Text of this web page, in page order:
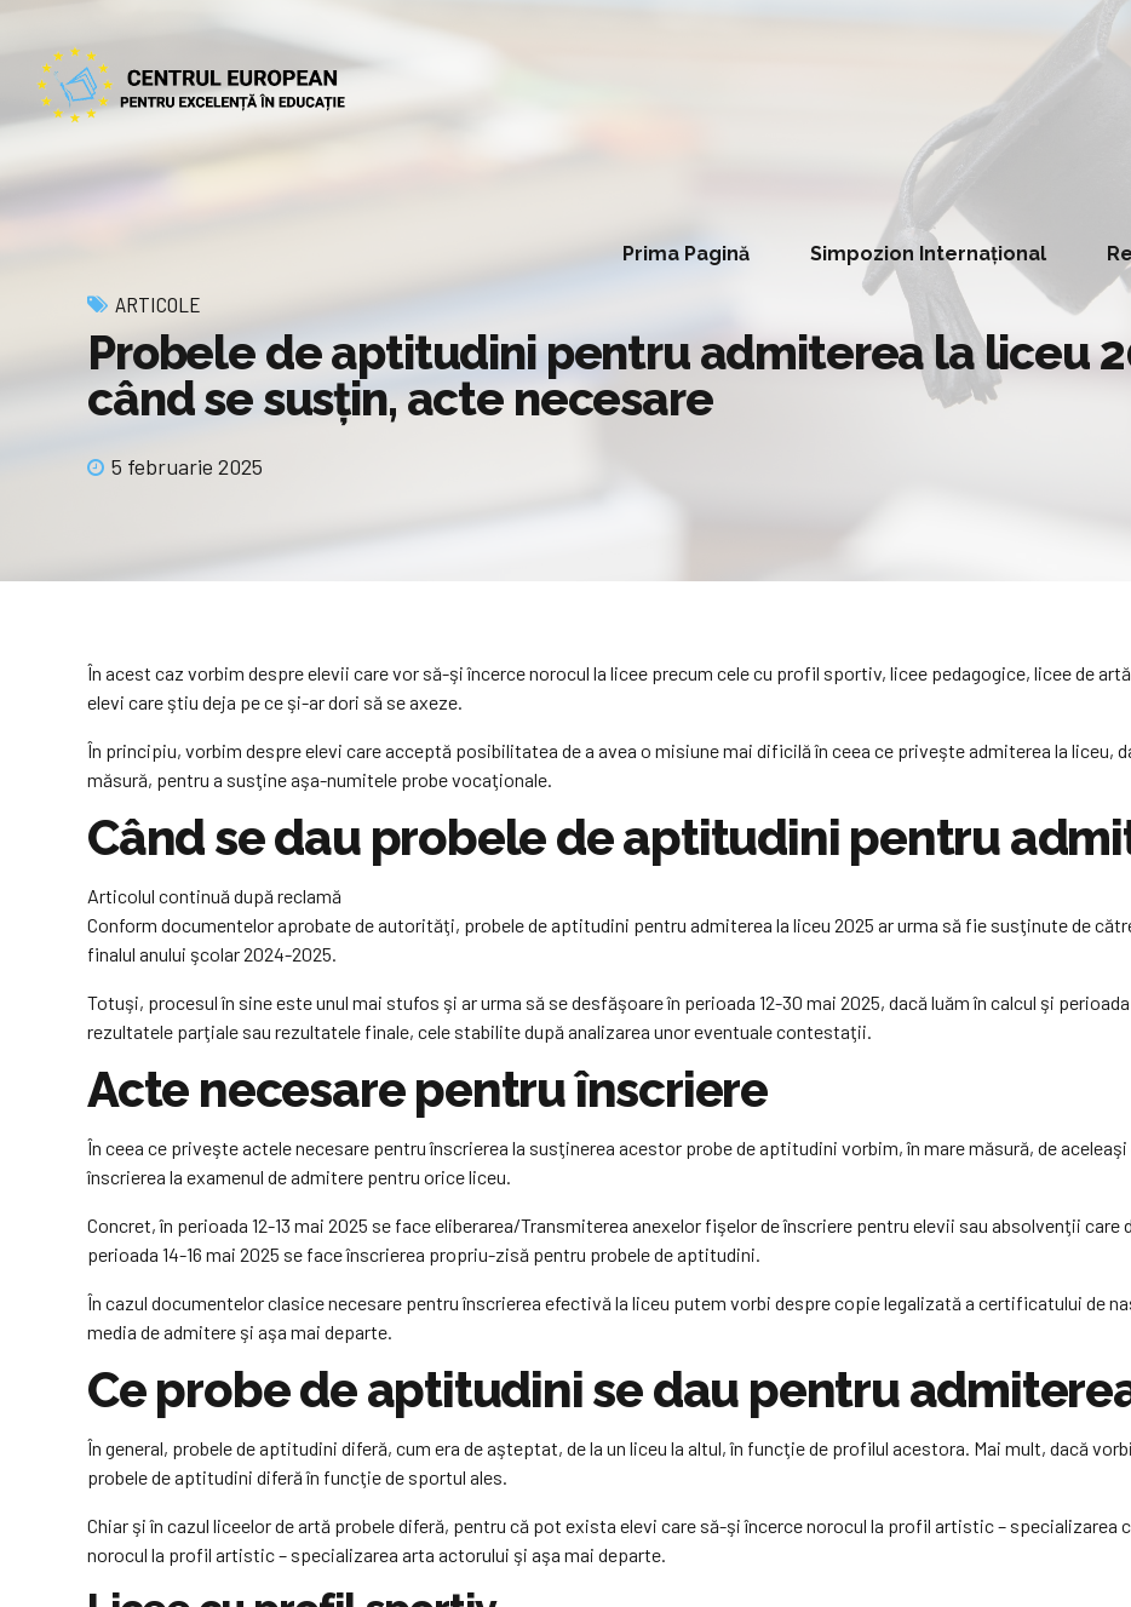
Prima Pagină Simpozion Internațional
ARTICOLE
Probele de aptitudini pentru admiterea la liceu
când se susţin, acte necesare
5 februarie 2025
În acest caz vorbim despre elevii care vor să-şi încerce norocul la licee precum cele cu profil sportiv, licee pedagogice, licee de
elevi care ştiu deja pe ce şi-ar dori să se axeze.
În principiu, vorbim despre elevi care acceptă posibilitatea de a avea o misiune mai dificilă în ceea ce priveşte admiterea la liceu,
măsură, pentru a susţine aşa-numitele probe vocaţionale.
Când se dau probele de aptitudini pentru
Articolul continuă după reclamă
Conform documentelor aprobate de autorităţi, probele de aptitudini pentru admiterea la liceu 2025 ar urma să fie susţinute de
finalul anului şcolar 2024-2025.
Totuşi, procesul în sine este unul mai stufos şi ar urma să se desfăşoare în perioada 12-30 mai 2025, dacă luăm în calcul şi
rezultatele parţiale sau rezultatele finale, cele stabilite după analizarea unor eventuale contestaţii.
Acte necesare pentru înscriere
În ceea ce priveşte actele necesare pentru înscrierea la susţinerea acestor probe de aptitudini vorbim, în mare măsură, de
înscrierea la examenul de admitere pentru orice liceu.
Concret, în perioada 12-13 mai 2025 se face eliberarea/Transmiterea anexelor fişelor de înscriere pentru elevii sau absolvenţii
perioada 14-16 mai 2025 se face înscrierea propriu-zisă pentru probele de aptitudini.
În cazul documentelor clasice necesare pentru înscrierea efectivă la liceu putem vorbi despre copie legalizată a certificatului de
media de admitere şi aşa mai departe.
Ce probe de aptitudini se dau pentru
În general, probele de aptitudini diferă, cum era de aşteptat, de la un liceu la altul, în funcţie de profilul acestora. Mai mult, dacă
probele de aptitudini diferă în funcţie de sportul ales.
Chiar şi în cazul liceelor de artă probele diferă, pentru că pot exista elevi care să-şi încerce norocul la profil artistic –
norocul la profil artistic – specializarea arta actorului şi aşa mai departe.